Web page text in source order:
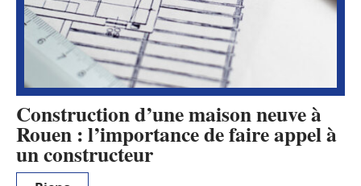
Construction d’une maison neuve à
Rouen : l’importance de faire appel à
un constructeur